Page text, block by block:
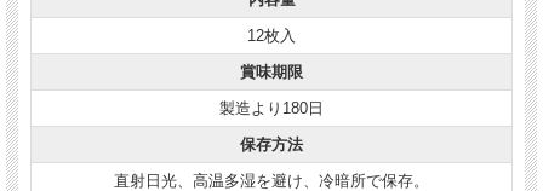
12枚入
賞味期限
製造より180日
保存方法
直射日光、高温多湿を避け、冷暗所で保存。